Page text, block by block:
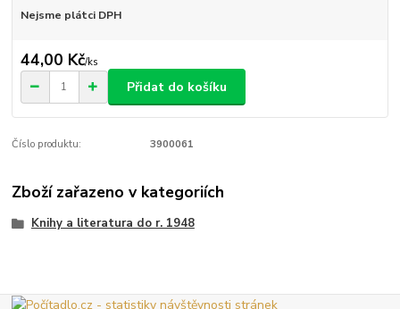
Nejsme plátci DPH
44,00 Kč/ks
Přidat do košíku
Číslo produktu: 3900061
Zboží zařazeno v kategoriích
Knihy a literatura do r. 1948